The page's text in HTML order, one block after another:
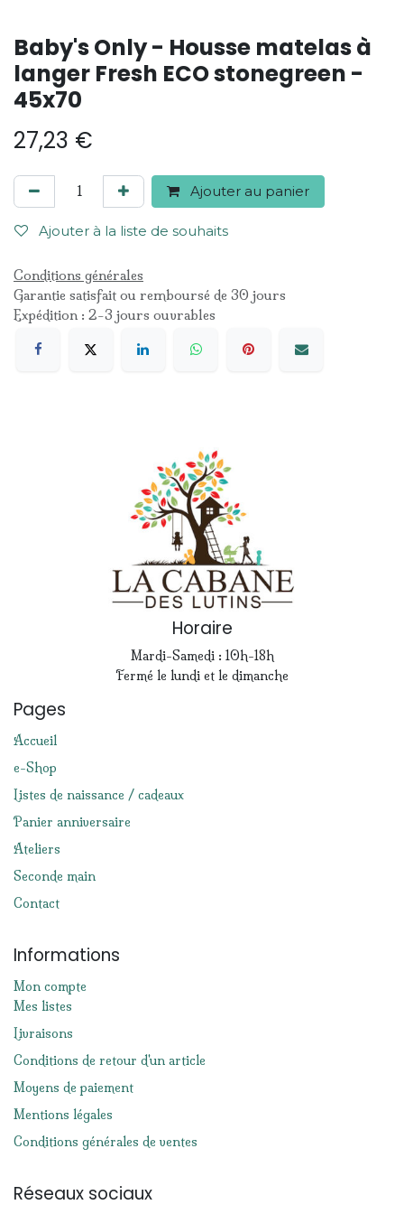
Baby's Only - Housse matelas à
langer Fresh ECO stonegreen -
45x70
27,23 €
Ajouter au panier
Ajouter à la liste de souhaits
Conditions générales
Garantie satisfait ou remboursé de 30 jours
Expédition : 2-3 jours ouvrables
Horaire
Mardi-Samedi : 10h-18h
Fermé le lundi et le dimanche
Pages
Accueil
e-Shop
Listes de naissance / cadeaux
Panier anniversaire
Ateliers
Seconde main
Contact
Informations
Mon compte
Mes listes
Livraisons
Conditions de retour d'un article
Moyens de paiement
Mentions légales
Conditions générales de ventes
Réseaux sociaux